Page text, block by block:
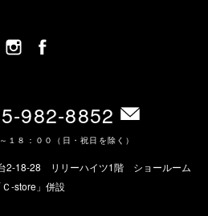
982-8852
１８：００（日・祝日を除く）
2-18-28 リリーハイツ1階 ショールーム
Ｃ-store」併設